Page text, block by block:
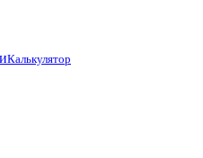
Калькулятор